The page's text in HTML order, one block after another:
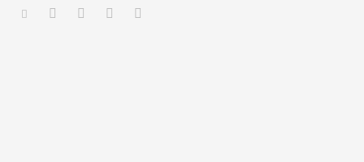
5.BIM工程量统计